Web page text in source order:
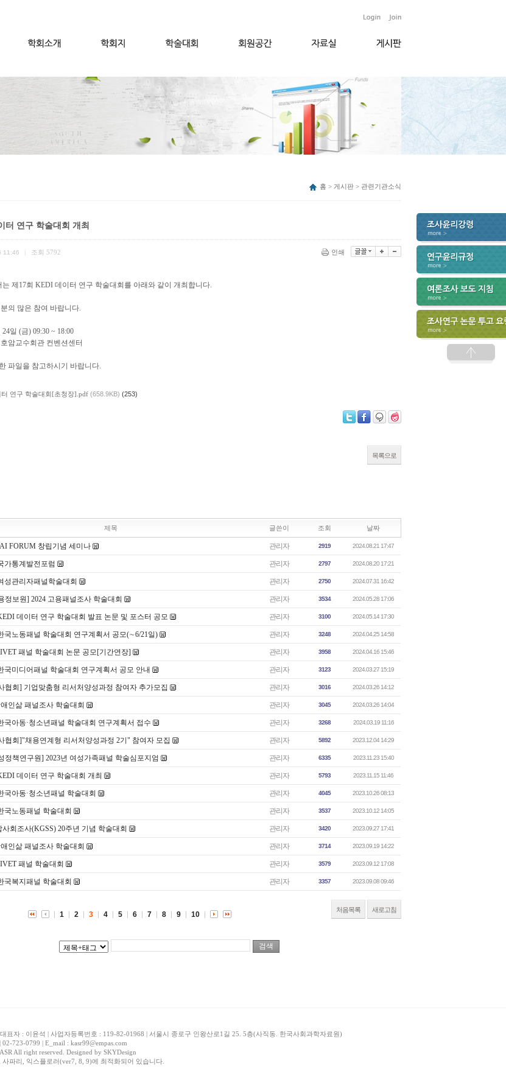
홈 > 게시판 > 관련기관소식
터 연구 학술대회 개최
11:46 조회 5792 인쇄
제17회 KEDI 데이터 연구 학술대회를 아래와 같이 개최합니다.
의 많은 참여 바랍니다.
일 (금) 09:30 ~ 18:00
암교수회관 컨벤션센터
파일을 참고하시기 바랍니다.
연구 학술대회[초청장].pdf (658.9KB) (253)
목록으로
제목 글쓴이 조회 날짜
FORUM 창립기념 세미나 관리자 2919 2024.08.21 17:47
가통계발전포럼 관리자 2797 2024.08.20 17:21
성관리자패널학술대회 관리자 2750 2024.07.31 16:42
정보원] 2024 고용패널조사 학술대회 관리자 3534 2024.05.28 17:06
데이터 연구 학술대회 발표 논문 및 포스터 공모 관리자 3100 2024.05.14 17:30
국노동패널 학술대회 연구계획서 공모(∼6/21일) 관리자 3248 2024.04.25 14:58
패널 학술대회 논문 공모[기간연장] 관리자 3958 2024.04.16 15:46
국미디어패널 학술대회 연구계획서 공모 안내 관리자 3123 2024.03.27 15:19
협회] 기업맞춤형 리서처양성과정 참여자 추가모집 관리자 3016 2024.03.26 14:12
인삶 패널조사 학술대회 관리자 3045 2024.03.26 14:04
국아동·청소년패널 학술대회 연구계획서 접수 관리자 3268 2024.03.19 11:16
협회]"채용연계형 리서처양성과정 2기" 참여자 모집 관리자 5892 2023.12.04 14:29
정책연구원] 2023년 여성가족패널 학술심포지엄 관리자 6335 2023.11.23 15:40
데이터 연구 학술대회 개최 관리자 5793 2023.11.15 11:46
국아동·청소년패널 학술대회 관리자 4045 2023.10.26 08:13
국노동패널 학술대회 관리자 3537 2023.10.12 14:05
사회조사(KGSS) 20주년 기념 학술대회 관리자 3420 2023.09.27 17:41
인삶 패널조사 학술대회 관리자 3714 2023.09.19 14:22
패널 학술대회 관리자 3579 2023.09.12 17:08
국복지패널 학술대회 관리자 3357 2023.09.08 09:46
처음목록 새로고침
1 2 3 4 5 6 7 8 9 10
표자 : 이윤석 | 사업자등록번호 : 119-82-01968 | 서울시 종로구 인왕산로1길 25. 5층(사직동. 한국사회과학자료원)
723-0799 | E_mail : kasr99@empas.com
All right reserved. Designed by SKYDesign
사파리, 익스플로러(ver7, 8, 9)에 최적화되어 있습니다.